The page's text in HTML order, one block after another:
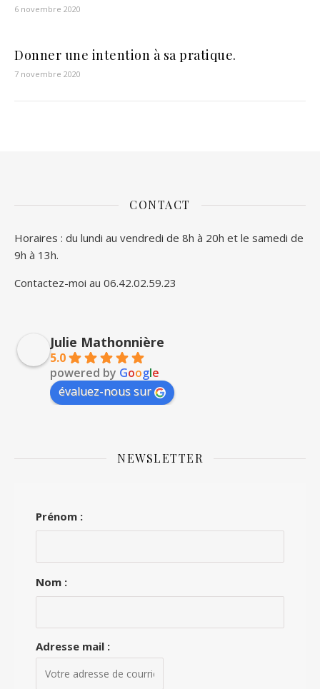
6 novembre 2020
Donner une intention à sa pratique.
7 novembre 2020
CONTACT
Horaires : du lundi au vendredi de 8h à 20h et le samedi de
9h à 13h.
Contactez-moi au 06.42.02.59.23
Julie Mathonnière
5.0
powered by Google
évaluez-nous sur
NEWSLETTER
Prénom :
Nom :
Adresse mail :